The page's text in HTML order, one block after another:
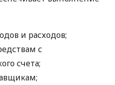
и расходов;
с
счета;